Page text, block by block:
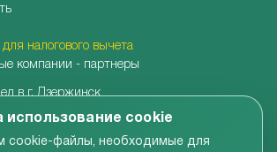
использование cookie
cookie-файлы, необходимые для
налогового вычета
компании - партнеры
в г. Дзержинск
в г. Кстово
плода